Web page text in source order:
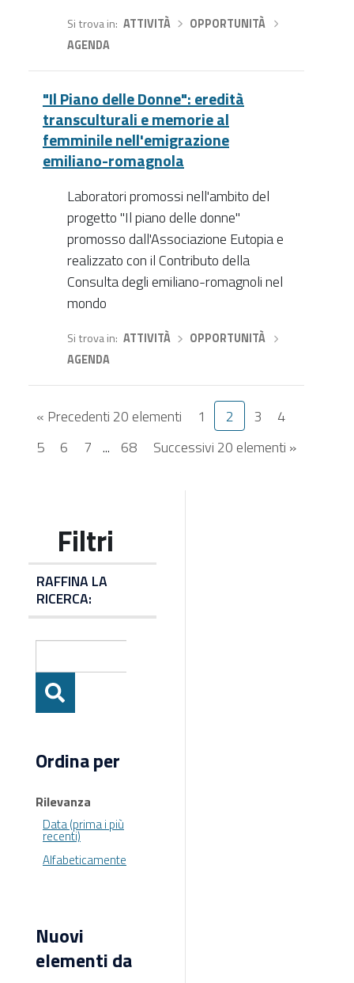
Si trova in ATTIVITÀ› OPPORTUNITÀ
AGENDA
"Il Piano delle Donne": eredità
transculturali e memorie al
femminile nell'emigrazione
emiliano-romagnola
Laboratori promossi nell'ambito del
progetto "Il piano delle donne"
promosso dall'Associazione Eutopia e
realizzato con il Contributo della
Consulta degli emiliano-romagnoli nel
mondo
Si trova in ATTIVITÀ› OPPORTUNITÀ
AGENDA
« Precedenti 20 elementi
Successivi 20 elementi »
1 2 3
4
5
6 7 ... 68
RAFFINA LA
RICERCA:
Ordina per
Rilevanza
Data (prima i più
recenti)
Alfabeticamente
Nuovi
elementi da